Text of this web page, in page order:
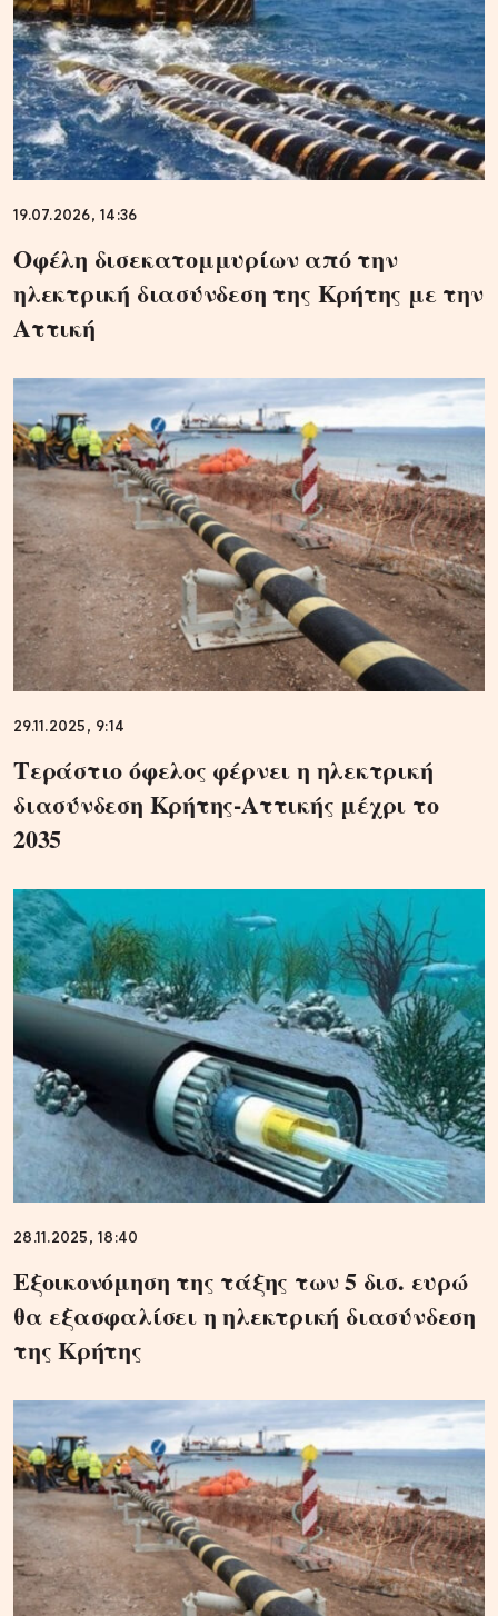
19.07.2026, 14:36
Οφέλη δισεκατομμυρίων από την
ηλεκτρική διασύνδεση της Κρήτης με την
Αττική
29.11.2025, 9:14
Τεράστιο όφελος φέρνει η ηλεκτρική
διασύνδεση Κρήτης-Αττικής μέχρι το
2035
28.11.2025, 18:40
Εξοικονόμηση της τάξης των 5 δισ. ευρώ
θα εξασφαλίσει η ηλεκτρική διασύνδεση
της Κρήτης